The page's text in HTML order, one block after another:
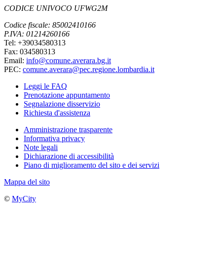
CODICE UNIVOCO UFWG2M
Codice fiscale: 85002410166
P.IVA: 01214260166
Tel: +39034580313
Fax: 034580313
Email: info@comune.averara.bg.it
PEC: comune.averara@pec.regione.lombardia.it
Leggi le FAQ
Prenotazione appuntamento
Segnalazione disservizio
Richiesta d'assistenza
Amministrazione trasparente
Informativa privacy
Note legali
Dichiarazione di accessibilità
Piano di miglioramento del sito e dei servizi
Mappa del sito
© MyCity